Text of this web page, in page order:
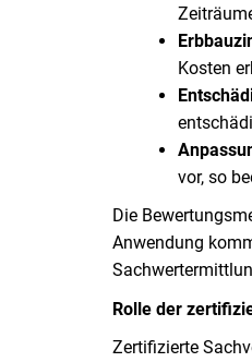
Kosten
vor, so
Die
Anwendung
Rolle der
Zertifizierte